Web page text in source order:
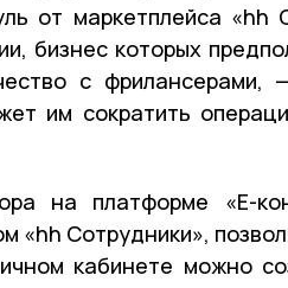
от маркетплейса «hh
бизнес которых
с
им сократить
на платформе «Е-
«hh Сотрудники»,
кабинете можно